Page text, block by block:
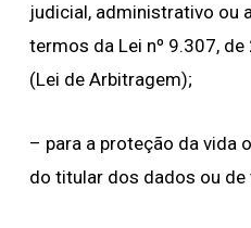
judicial, administrativo ou
termos da Lei nº 9.307,
(Lei de Arbitragem);
– para a proteção da vida
do titular dos dados ou de